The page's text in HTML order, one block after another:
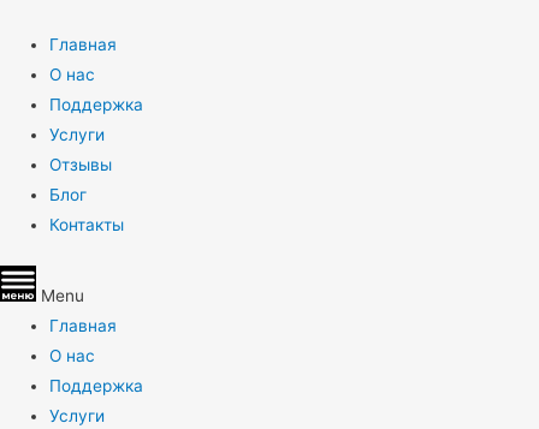
Главная
О нас
Поддержка
Услуги
Отзывы
Блог
Контакты
Menu
Главная
О нас
Поддержка
Услуги